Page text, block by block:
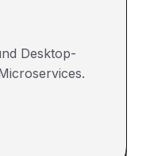
Desktop-